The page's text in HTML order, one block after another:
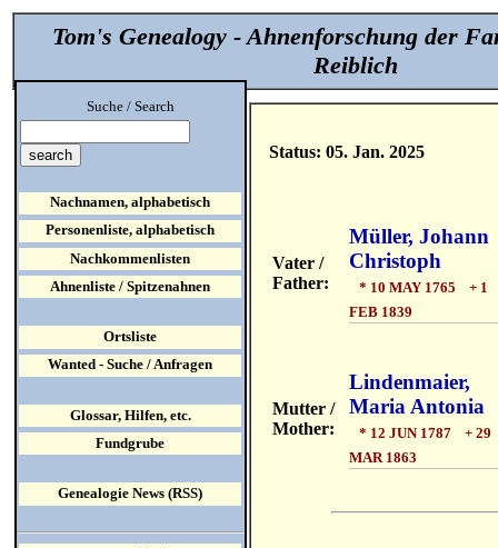
Tom's Genealogy - Ahnenforschung der
Reiblich
Status: 05. Jan. 2025
Vater /
Father:
Müller, Johann
Christoph
* 10 MAY 1765 + 1
FEB 1839
Mutter /
Mother:
Lindenmaier,
Maria Antonia
* 12 JUN 1787 + 29
MAR 1863
Suche / Search
Nachnamen, alphabetisch
Personenliste, alphabetisch
Nachkommenlisten
Ahnenliste / Spitzenahnen
Ortsliste
Wanted - Suche / Anfragen
Glossar, Hilfen, etc.
Fundgrube
Genealogie News (RSS)